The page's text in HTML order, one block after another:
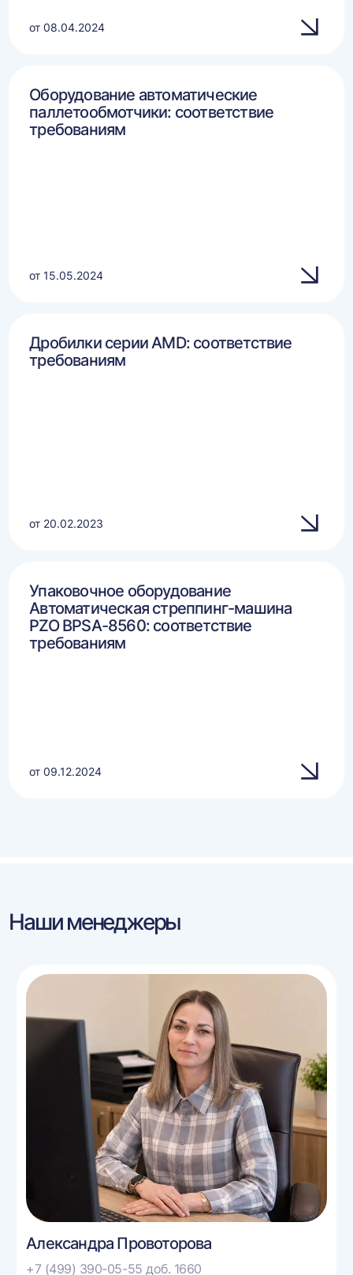
от 08.04.2024
Оборудование автоматические
паллетообмотчики: соответствие
требованиям
от 15.05.2024
Дробилки серии AMD: соответствие
требованиям
от 20.02.2023
Упаковочное оборудование
Автоматическая стреппинг-машина
PZO BPSA-8560: соответствие
требованиям
от 09.12.2024
Наши менеджеры
Александра Провоторова
+7 (499) 390-05-55 доб. 1660